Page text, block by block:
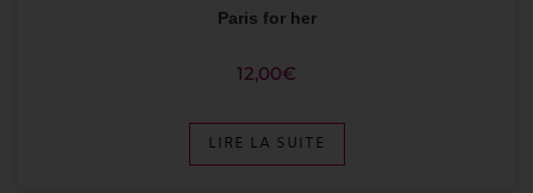
Paris for her
12,00€
LIRE LA SUITE